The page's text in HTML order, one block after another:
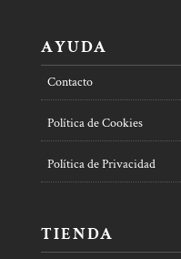
AYUDA
Contacto
Política de Cookies
Política de Privacidad
TIENDA